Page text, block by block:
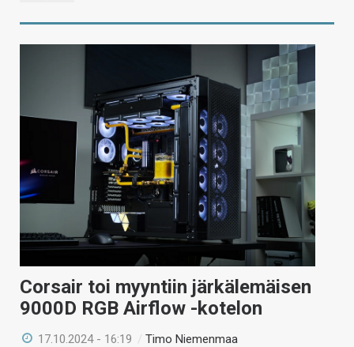
Corsair toi myyntiin järkälemäisen
9000D RGB Airflow -kotelon
17.10.2024 - 16:19 /Timo Niemenmaa